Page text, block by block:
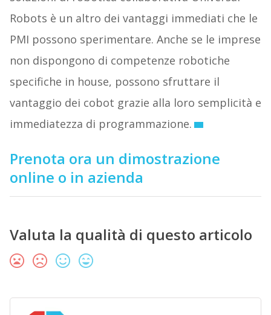
Robots è un altro dei vantaggi immediati che le
PMI possono sperimentare. Anche se le imprese
non dispongono di competenze robotiche
specifiche in house, possono sfruttare il
vantaggio dei cobot grazie alla loro semplicità e
immediatezza di programmazione.
Prenota ora un dimostrazione
online o in azienda
Valuta la qualità di questo articolo